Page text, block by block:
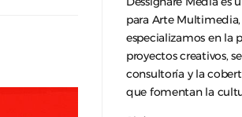
para Arte
especializamos en la
proyectos creativos,
consultoría y la
que fomentan la